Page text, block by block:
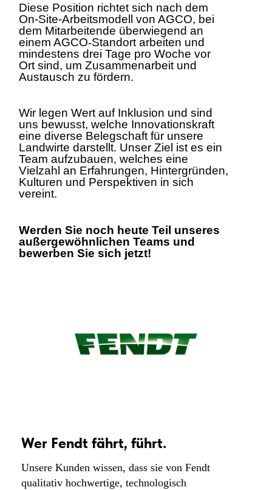
Diese Position richtet sich nach dem
On-Site-Arbeitsmodell von AGCO, bei
dem Mitarbeitende überwiegend an
einem AGCO‑Standort arbeiten und
mindestens drei Tage pro Woche vor
Ort sind, um Zusammenarbeit und
Austausch zu fördern.
Wir legen Wert auf Inklusion und sind
uns bewusst, welche Innovationskraft
eine diverse Belegschaft für unsere
Landwirte darstellt. Unser Ziel ist es ein
Team aufzubauen, welches eine
Vielzahl an Erfahrungen, Hintergründen,
Kulturen und Perspektiven in sich
vereint.
Werden Sie noch heute Teil unseres
außergewöhnlichen Teams und
bewerben Sie sich jetzt!
Wer Fendt fährt, führt.
Unsere Kunden wissen, dass sie von Fendt
qualitativ hochwertige, technologisch